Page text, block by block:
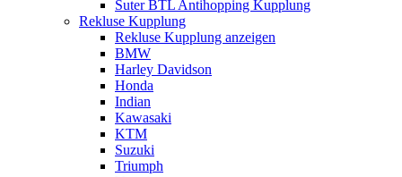
Suter BTL Antihopping Kupplung
Rekluse Kupplung
Rekluse Kupplung anzeigen
BMW
Harley Davidson
Honda
Indian
Kawasaki
KTM
Suzuki
Triumph